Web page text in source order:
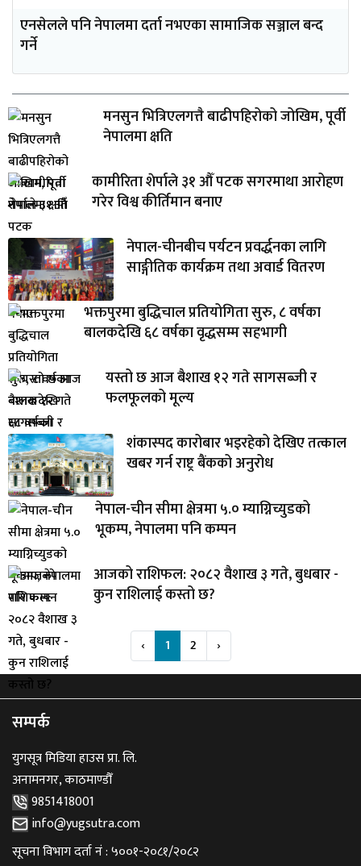
एनसेलले पनि नेपालमा दर्ता नभएका सामाजिक सञ्जाल बन्द
गर्ने
मनसुन भित्रिएलगत्तै बाढीपहिरोको जोखिम, पूर्वी
नेपालमा क्षति
कामीरिता शेर्पाले ३१ औँ पटक सगरमाथा आरोहण
गरेर विश्व कीर्तिमान बनाए
नेपाल-चीनबीच पर्यटन प्रवर्द्धनका लागि
साङ्गीतिक कार्यक्रम तथा अवार्ड वितरण
भक्तपुरमा बुद्धिचाल प्रतियोगिता सुरु, ८ वर्षका
बालकदेखि ६८ वर्षका वृद्धसम्म सहभागी
यस्तो छ आज बैशाख १२ गते सागसब्जी र
फलफूलको मूल्य
शंकास्पद कारोबार भइरहेको देखिए तत्काल
खबर गर्न राष्ट्र बैंकको अनुरोध
नेपाल-चीन सीमा क्षेत्रमा ५.० म्याग्निच्युडको
भूकम्प, नेपालमा पनि कम्पन
आजको राशिफल: २०८२ वैशाख ३ गते, बुधबार -
कुन राशिलाई कस्तो छ?
‹ 1 2 ›
सम्पर्क
युगसूत्र मिडिया हाउस प्रा. लि.
अनामनगर, काठमाण्डौँ
9851418001
info@yugsutra.com
सूचना विभाग दर्ता नं : ५००१-२०८१/२०८२